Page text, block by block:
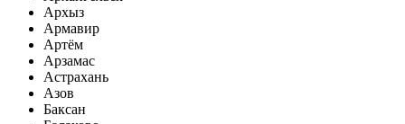
Архыз
Армавир
Артём
Арзамас
Астрахань
Азов
Баксан